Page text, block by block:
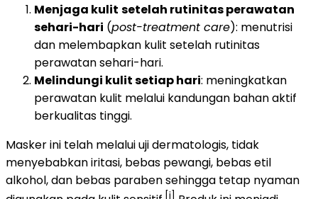
Menjaga kulit setelah rutinitas perawatan
sehari-hari (post-treatment care): menutrisi
dan melembapkan kulit setelah rutinitas
perawatan sehari-hari.
Melindungi kulit setiap hari: meningkatkan
perawatan kulit melalui kandungan bahan aktif
berkualitas tinggi.
Masker ini telah melalui uji dermatologis, tidak
menyebabkan iritasi, bebas pewangi, bebas etil
alkohol, dan bebas paraben sehingga tetap nyaman
[i]